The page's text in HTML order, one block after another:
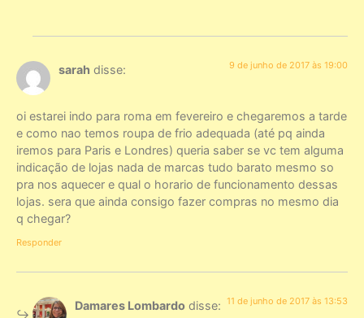
sarah disse: 9 de junho de 2017 às 19:00
oi estarei indo para roma em fevereiro e chegaremos a tarde
e como nao temos roupa de frio adequada (até pq ainda
iremos para Paris e Londres) queria saber se vc tem alguma
indicação de lojas nada de marcas tudo barato mesmo so
pra nos aquecer e qual o horario de funcionamento dessas
lojas. sera que ainda consigo fazer compras no mesmo dia
q chegar?
Responder
Damares Lombardo disse: 11 de junho de 2017 às 13:53